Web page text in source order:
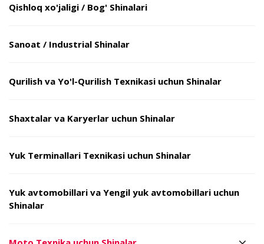
Qishloq xo'jaligi / Bog' Shinalari
Sanoat / Industrial Shinalar
Qurilish va Yo'l-Qurilish Texnikasi uchun Shinalar
Shaxtalar va Karyerlar uchun Shinalar
Yuk Terminallari Texnikasi uchun Shinalar
Yuk avtomobillari va Yengil yuk avtomobillari uchun
Shinalar